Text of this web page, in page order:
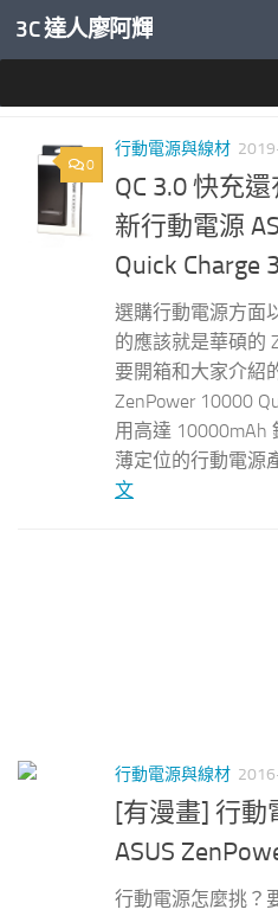
內文下方
3C 達人廖阿輝
0
行動電源與線材
QC 3.0 快充
新行動電源
Quick Charge
選購行動電源方面
的應該就是華碩的
要開箱和大家介紹
ZenPower 10000
用高達 10000mAh
薄定位的行動電源
文
行動電源與線材
[有漫畫] 行動
ASUS
行動電源怎麼挑？